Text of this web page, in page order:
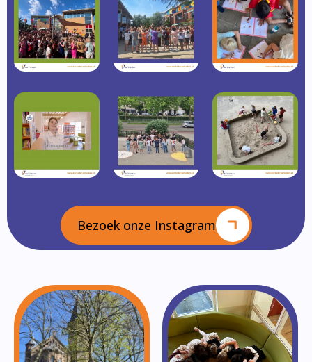
Bezoek onze Instagram